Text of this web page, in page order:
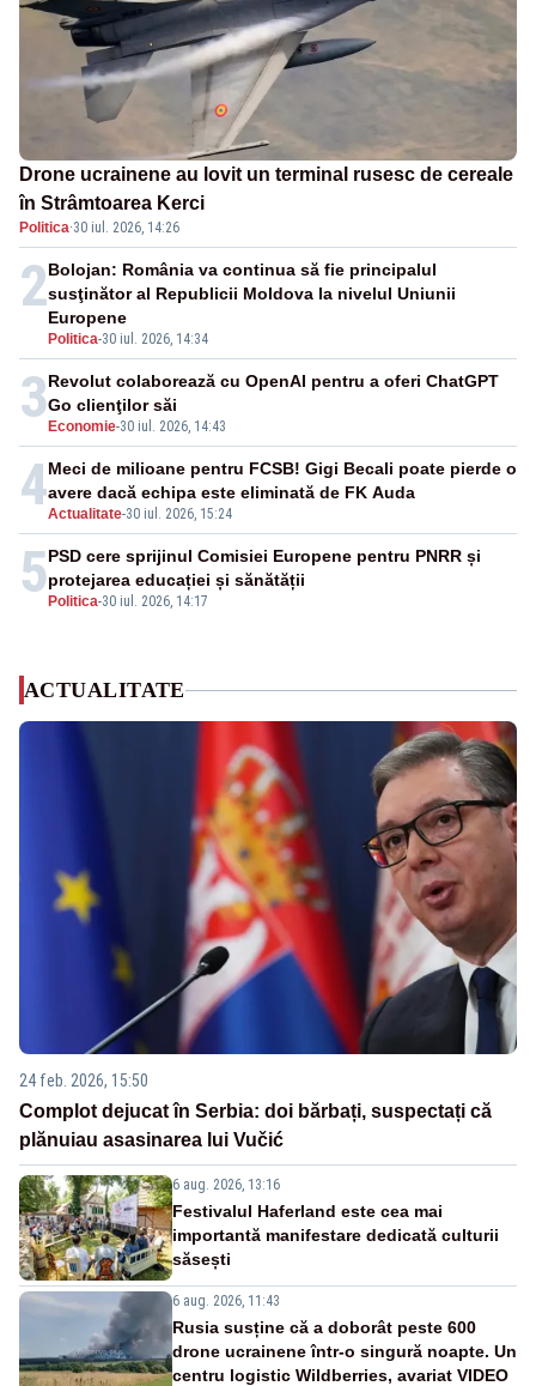
Drone ucrainene au lovit un terminal rusesc de cereale
în Strâmtoarea Kerci
Politica·30 iul. 2026, 14:26
2
Politica-30 iul. 2026, 14:34
Bolojan: România va continua să fie principalul
susţinător al Republicii Moldova la nivelul Uniunii
Europene
3 Economie-30 iul. 2026, 14:43
Revolut colaborează cu OpenAI pentru a oferi ChatGPT
Go clienţilor săi
4Actualitate-30 iul. 2026, 15:24
Meci de milioane pentru FCSB! Gigi Becali poate pierde o
avere dacă echipa este eliminată de FK Auda
5 Politica-30 iul. 2026, 14:17
PSD cere sprijinul Comisiei Europene pentru PNRR și
protejarea educației și sănătății
ACTUALITATE
24 feb. 2026, 15:50
Complot dejucat în Serbia: doi bărbați, suspectați că
plănuiau asasinarea lui Vučić
6 aug. 2026, 13:16
Festivalul Haferland este cea mai
importantă manifestare dedicată culturii
săsești
6 aug. 2026, 11:43
Rusia susține că a doborât peste 600
drone ucrainene într-o singură noapte. Un
centru logistic Wildberries, avariat VIDEO